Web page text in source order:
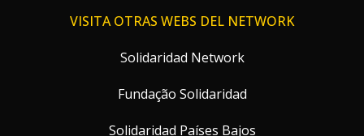
VISITA OTRAS WEBS DEL NETWORK
Solidaridad Network
Fundação Solidaridad
Solidaridad Países Bajos